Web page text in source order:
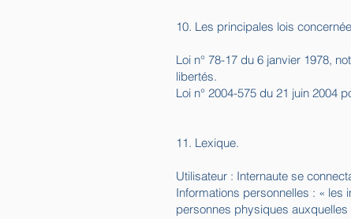
10. Les principales lois
Loi n° 78-17 du 6 janvier 1978,
libertés.
Loi n° 2004-575 du 21 juin 2004
11. Lexique.
Utilisateur : Internaute se
Informations personnelles : « les
personnes physiques auxquelles